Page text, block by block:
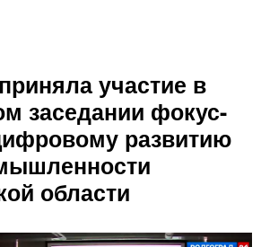
участие в
заседании фокус-
развитию
области